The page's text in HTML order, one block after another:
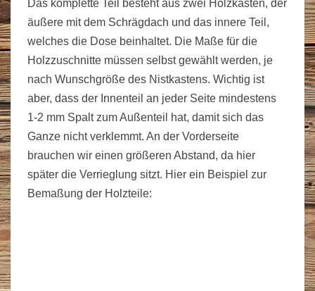
Das komplette Teil besteht aus zwei Holzkästen, der
äußere mit dem Schrägdach und das innere Teil,
welches die Dose beinhaltet. Die Maße für die
Holzzuschnitte müssen selbst gewählt werden, je
nach Wunschgröße des Nistkastens. Wichtig ist
aber, dass der Innenteil an jeder Seite mindestens
1-2 mm Spalt zum Außenteil hat, damit sich das
Ganze nicht verklemmt. An der Vorderseite
brauchen wir einen größeren Abstand, da hier
später die Verrieglung sitzt. Hier ein Beispiel zur
Bemaßung der Holzteile: